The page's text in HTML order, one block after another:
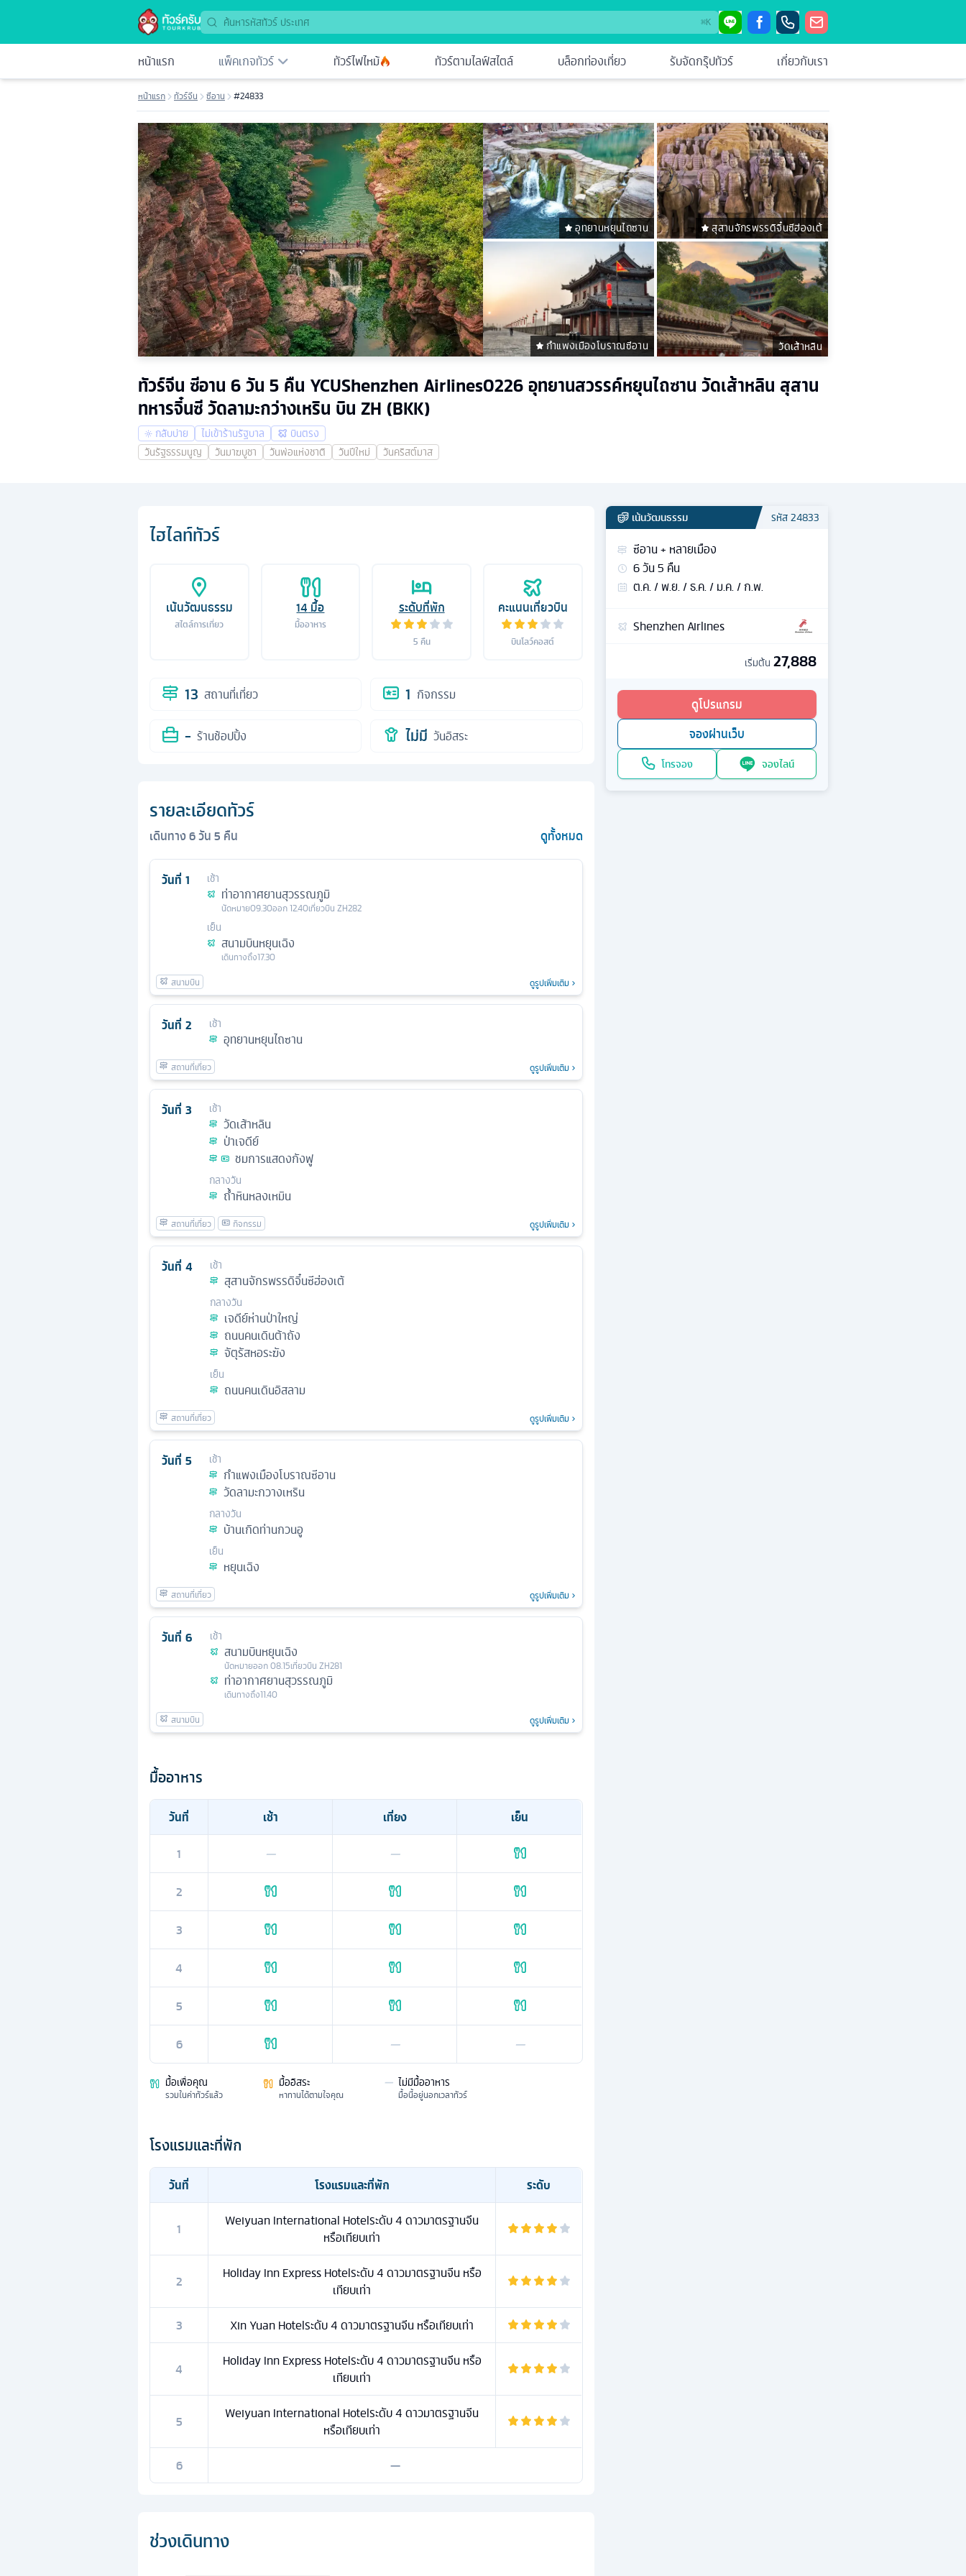
⌘K
หน้าแรก แพ็คเกจทัวร์ ทัวร์ไฟไหม้ ทัวร์ตามไลฟ์สไตล์ บล็อกท่องเที่ยว รับจัดกรุ๊ปทัวร์ เกี่ยวกับเรา
หน้าแรก ทัวร์จีน ซีอาน #24833
อุทยานหยุนไถซาน สุสานจักรพรรดิจิ๋นซีฮ่องเต้
กำแพงเมืองโบราณซีอาน วัดเส้าหลิน
ทัวร์จีน ซีอาน 6 วัน 5 คืน YCUShenzhen Airlines0226 อุทยานสวรรค์หยุนไถซาน วัดเส้าหลิน สุสาน
ทหารจิ๋นซี วัดลามะกว่างเหริน บิน ZH (BKK)
กลับบ่าย ไม่เข้าร้านรัฐบาล
บินตรง
วันรัฐธรรมนูญ
วันมาฆบูชา วันพ่อแห่งชาติ วันปีใหม่ วันคริสต์มาส
ไฮไลท์ทัวร์
เน้นวัฒนธรรม
สไตล์การเที่ยว
14 มื้อ
มื้ออาหาร
ระดับที่พัก
5 คืน
คะแนนเที่ยวบิน
บินโลว์คอสต์
13 สถานที่เที่ยว 1 กิจกรรม
- ร้านช้อปปิ้ง ไม่มี วันอิสระ
รายละเอียดทัวร์
เดินทาง6วัน5 คืน ดูทั้งหมด
วันที่ 1 เช้า
ท่าอากาศยานสุวรรณภูมิ
นัดหมาย09.30ออก12.40เที่ยวบิน ZH282
เย็น
สนามบินหยุนเฉิง
เดินทางถึง17.30
ดูรูปเพิ่มเติม
วันที่ 2 เช้า
อุทยานหยุนไถซาน
ดูรูปเพิ่มเติม
วันที่ 3 เช้า
วัดเส้าหลิน
ป่าเจดีย์
ชมการแสดงกังฟู
กลางวัน
ถ้ำหินหลงเหมิน
ดูรูปเพิ่มเติม
วันที่ 4 เช้า
สุสานจักรพรรดิจิ๋นซีฮ่องเต้
กลางวัน
เจดีย์ห่านป่าใหญ่
ถนนคนเดินต้าถัง
จัตุรัสหอระฆัง
เย็น
ถนนคนเดินอิสลาม
ดูรูปเพิ่มเติม
วันที่ 5 เช้า
กำแพงเมืองโบราณซีอาน
วัดลามะกวางเหริน
กลางวัน
บ้านเกิดท่านกวนอู
เย็น
หยุนเฉิง
ดูรูปเพิ่มเติม
วันที่ 6 เช้า
สนามบินหยุนเฉิง
นัดหมายออก08.15เที่ยวบิน ZH281
ท่าอากาศยานสุวรรณภูมิ
เดินทางถึง11.40
ดูรูปเพิ่มเติม
มื้ออาหาร
วันที่ เช้า เที่ยง
เย็น
1
— —
2
3
4
5
6 — —
มื้อเพื่อคุณ
รวมในค่าทัวร์แล้ว
มื้ออิสระ
หาทานได้ตามใจคุณ
— ไม่มีมื้ออาหาร
มื้อนี้อยู่นอกเวลาทัวร์
โรงแรมและที่พัก
วันที่ โรงแรมและที่พัก ระดับ
1
Weiyuan International Hotelระดับ 4 ดาวมาตรฐานจีน
หรือเทียบเท่า
2
Holiday Inn Express Hotelระดับ 4 ดาวมาตรฐานจีน หรือ
เทียบเท่า
3
Xin Yuan Hotelระดับ 4 ดาวมาตรฐานจีน หรือเทียบเท่า
4
Holiday Inn Express Hotelระดับ 4 ดาวมาตรฐานจีน หรือ
เทียบเท่า
5
Weiyuan International Hotelระดับ 4 ดาวมาตรฐานจีน
หรือเทียบเท่า
6
—
ช่วงเดินทาง
เน้นวัฒนธรรม รหัส24833
ซีอาน + หลายเมือง
6วัน5 คืน
ต.ค. / พ.ย. / ธ.ค. / ม.ค. / ก.พ.
Shenzhen Airlines
เริ่มต้น 27,888
ดูโปรแกรม
จองผ่านเว็บ
โทรจอง จองไลน์